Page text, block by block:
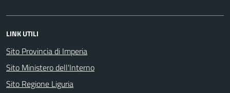
LINK UTILI
Sito Provincia di Imperia
Sito Ministero dell'Interno
Sito Regione Liguria